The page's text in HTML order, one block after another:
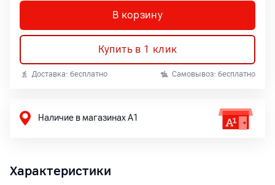
В корзину
Купить в 1 клик
Доставка: бесплатно Самовывоз: бесплатно
Наличие в магазинах А1
Характеристики